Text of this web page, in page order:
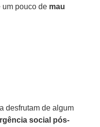
um pouco de mau
desfrutam de algum
social pós-